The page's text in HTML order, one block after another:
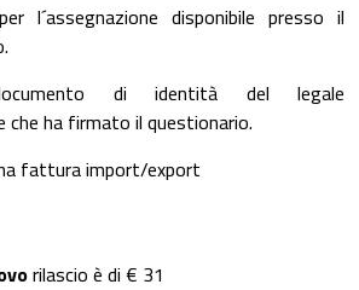
l´assegnazione disponibile presso il
di identità del legale
che ha firmato il questionario.
fattura import/export
rilascio è di € 31